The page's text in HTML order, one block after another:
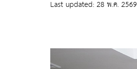
Last updated: 28 พ.ค. 2569